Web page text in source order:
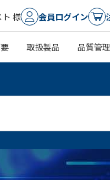
ト 様 会員ログイン
取扱製品 品質管理